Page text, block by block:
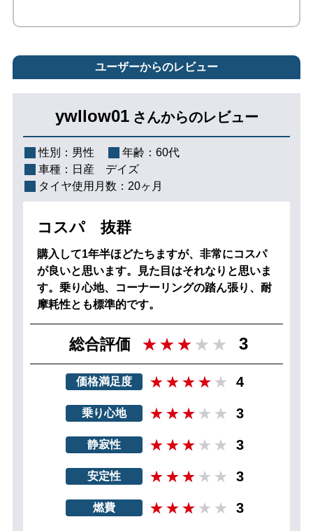
ユーザーからのレビュー
ywllow01 さんからのレビュー
性別： 男性 年齢： 60代
車種： 日産 デイズ
タイヤ使用月数： 20ヶ月
コスパ 抜群
購入して1年半ほどたちますが、非常にコスパ
が良いと思います。見た目はそれなりと思いま
す。乗り心地、コーナーリングの踏ん張り、耐
摩耗性とも標準的です。
総合評価 3
価格満足度 4
乗り心地 3
静寂性 3
安定性 3
燃費 3